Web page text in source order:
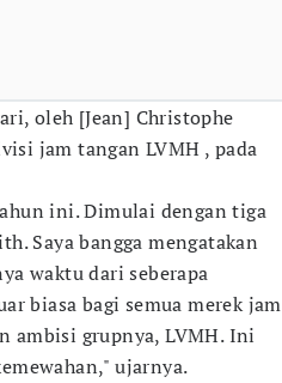
oleh [Jean] Christophe
jam tangan LVMH , pada
ini. Dimulai dengan tiga
Saya bangga mengatakan
waktu dari seberapa
biasa bagi semua merek jam
ambisi grupnya, LVMH. Ini
ujarnya.